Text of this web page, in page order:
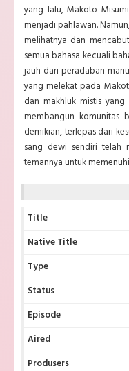
yang lalu, Makoto
menjadi pahlawan.
melihatnya dan
semua bahasa kecuali
jauh dari peradaban
yang melekat pada
dan makhluk mistis
membangun komunitas
demikian, terlepas dari
sang dewi sendiri telah
temannya untuk
Title
Native Title
Type
Status
Episode
Aired
Produsers